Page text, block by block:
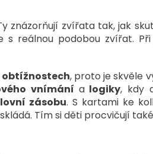
znázorňují zvířata tak, jak
s reálnou podobou zvířat.
obtížnostech, proto je skvěle
vnímání alogiky, kdy
zásobu. S kartami ke
Tím si děti procvičují také